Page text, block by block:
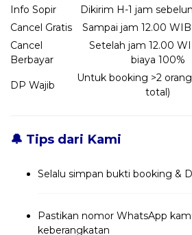
Info Sopir
Dikirim H-1 jam
Cancel Gratis
Sampai jam 12.00
Cancel
Berbayar
Setelah jam 12.00
biaya 100%
DP Wajib
Untuk booking >2
total)
🔔 Tips dari Kami
Selalu simpan bukti booking &
Pastikan nomor WhatsApp
keberangkatan